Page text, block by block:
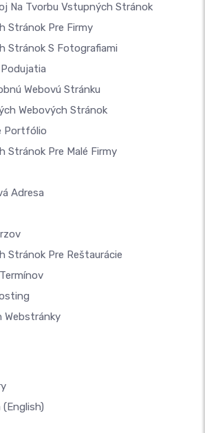
Na Tvorbu Vstupných Stránok
Stránok Pre Firmy
Stránok S Fotografiami
Webovú Stránku
Webových Stránok
Portfólio
Stránok Pre Malé Firmy
Adresa
Stránok Pre Reštaurácie
Webstránky
(English)